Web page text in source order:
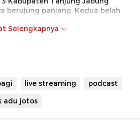
berujung panjang. Kedua belah
itu. Dinas Pendidikan
kasus ini. Simak ulasan
Selengkapnya
live streaming
podcast
adu jotos